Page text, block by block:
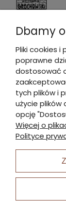
Kontakt
Płatności
Moje
I Nagroda w
Dbamy
Pliki cookies
poprawne
dostosować
tych plików i
użycie plików
opcję
Więcej o
Polityce